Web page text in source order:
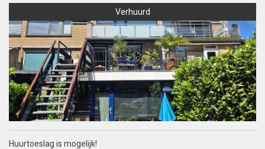
Verhuurd
Huurtoeslag is mogelijk!